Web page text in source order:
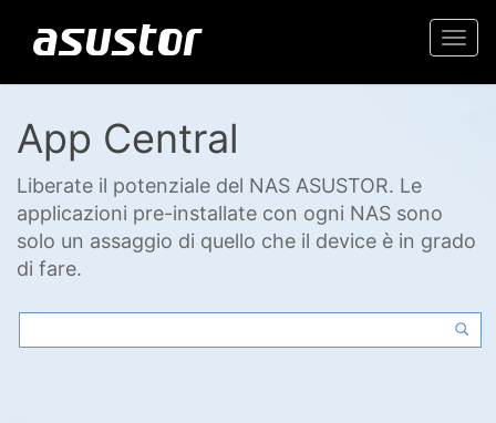
App Central
Liberate il potenziale del NAS ASUSTOR. Le
applicazioni pre-installate con ogni NAS sono
solo un assaggio di quello che il device è in grado
di fare.